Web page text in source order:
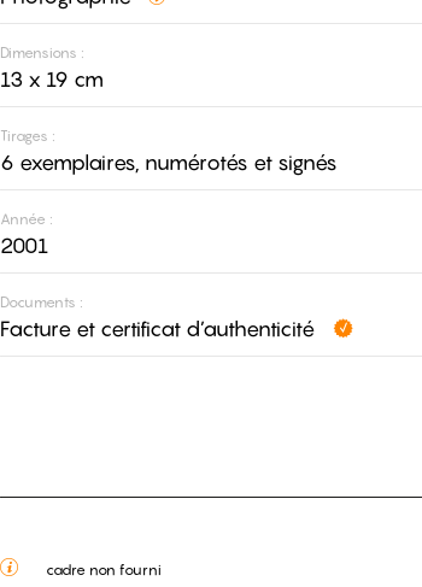
Dimensions :
13 x 19 cm
Tirages :
6 exemplaires, numérotés et signés
Année :
2001
Documents :
Facture et certificat d’authenticité
cadre non fourni